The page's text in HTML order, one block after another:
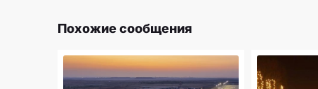
Похожие сообщения